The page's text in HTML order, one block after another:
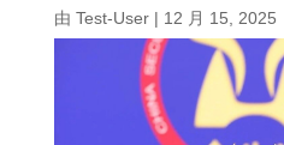
由 Test-User| 12 月 15, 2025